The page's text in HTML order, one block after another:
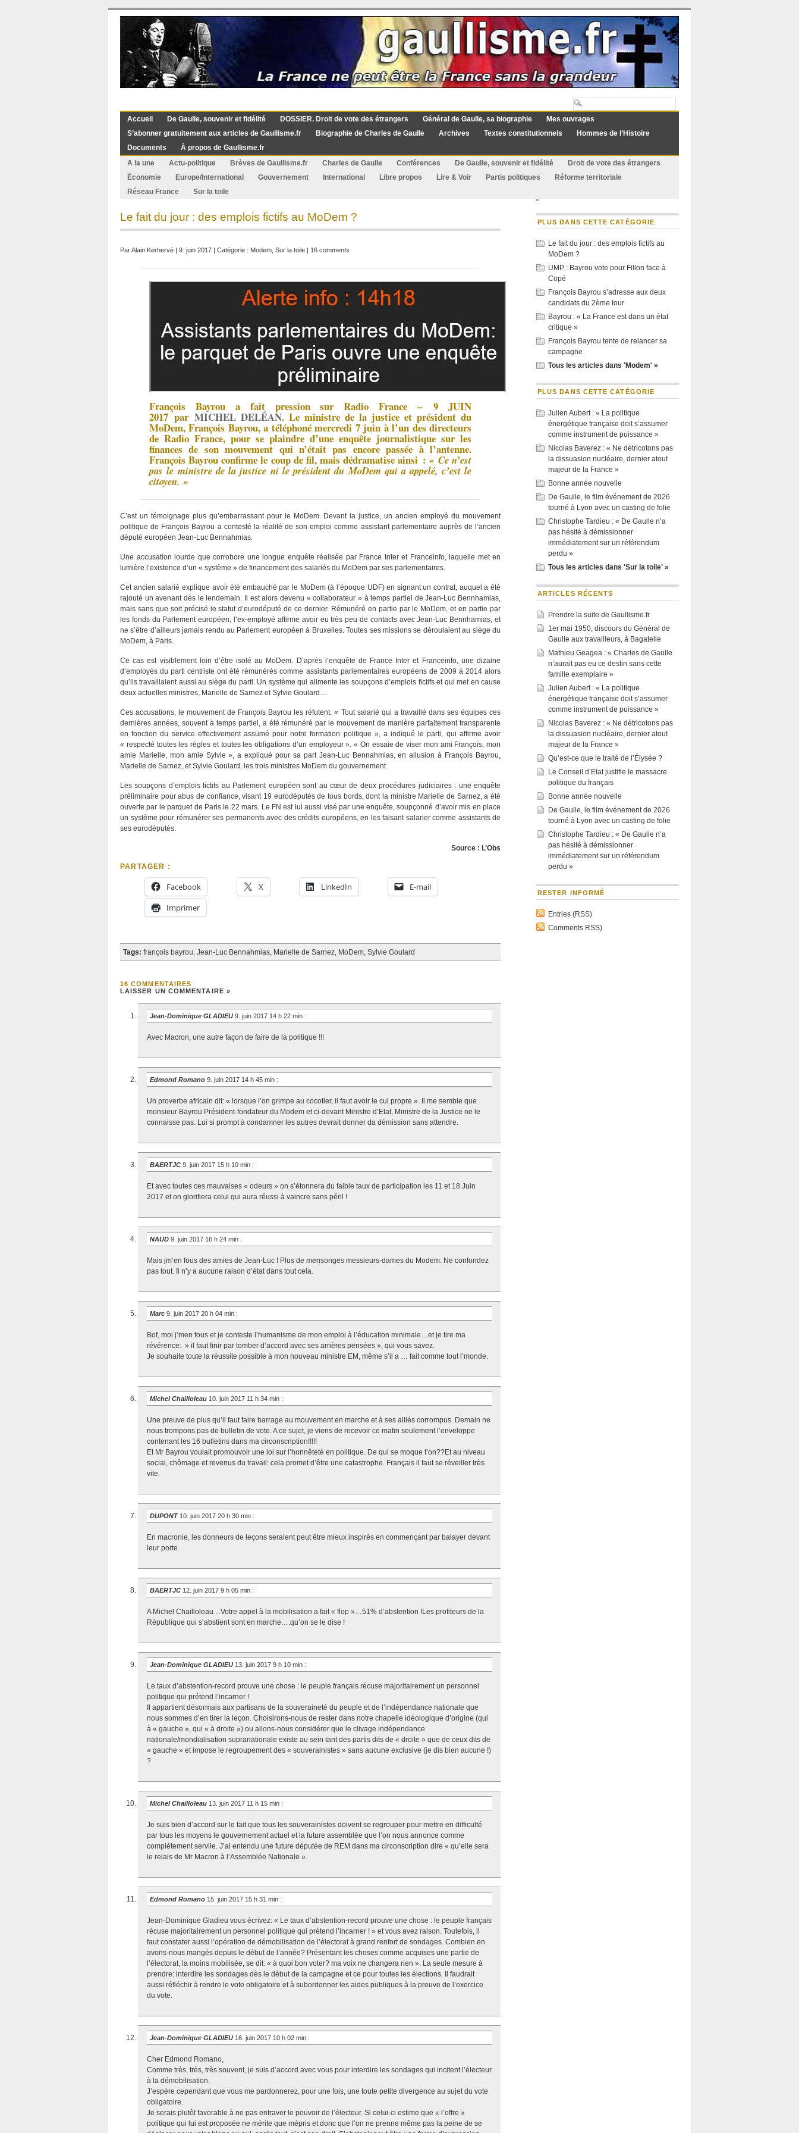
Accueil De Gaulle, souvenir et fidélité DOSSIER. Droit de vote des étrangers Général de Gaulle, sa biographie
Mes ouvrages
S’abonner gratuitement aux articles de Gaullisme.fr
Biographie de Charles de Gaulle Archives Textes constitutionnels
Hommes de l’Histoire
Documents
À propos de Gaullisme.fr
A la une
Actu-politique Brèves de Gaullisme.fr Charles de Gaulle Conférences De Gaulle, souvenir et fidélité
Droit de vote des étrangers
Économie
Europe/International Gouvernement International Libre propos Lire & Voir Partis politiques
Réforme territoriale
Réseau France
Sur la toile
Le fait du jour : des emplois fictifs au MoDem ?
ParAlain Kerhervé | 9. juin 2017 | Catégorie : Modem Sur la toile | 16 comments
François Bayrou a fait pression sur Radio France –9 JUIN
2017par MICHEL DELÉAN. Le ministre de la justice et président du
MoDem, François Bayrou, a téléphoné mercredi 7 juin à l’un des directeurs
de Radio France, pour se plaindre d’une enquête journalistique sur les
finances de son mouvement qui n’était pas encore passée à l’antenne.
François Bayrou confirme le coup de fil, mais dédramatise ainsi : « Ce n’est
pas le ministre de la justice ni le président du MoDem qui a appelé, c’est le
citoyen. »
C’est un témoignage plus qu’embarrassant pour le MoDem. Devant la justice, un ancien employé du mouvement
politique de François Bayrou a contesté la réalité de son emploi comme assistant parlementaire auprès de l’ancien
député européen Jean-Luc Bennahmias.
Une accusation lourde que corrobore une longue enquête réalisée par France Inter et Franceinfo, laquelle met en
lumière l’existence d’un « système » de financement des salariés du MoDem par ses parlementaires.
Cet ancien salarié explique avoir été embauché par le MoDem (à l’époque UDF) en signant un contrat, auquel a été
rajouté un avenant dès le lendemain. Il est alors devenu « collaborateur » à temps partiel de Jean-Luc Bennhamias,
mais sans que soit précisé le statut d’eurodéputé de ce dernier. Rémunéré en partie par le MoDem, et en partie par
les fonds du Parlement européen, l’ex-employé affirme avoir eu très peu de contacts avec Jean-Luc Bennhamias, et
ne s’être d’ailleurs jamais rendu au Parlement européen à Bruxelles. Toutes ses missions se déroulaient au siège du
MoDem, à Paris.
Ce cas est visiblement loin d’être isolé au MoDem. D’après l’enquête de France Inter et Franceinfo, une dizaine
d’employés du parti centriste ont été rémunérés comme assistants parlementaires européens de 2009 à 2014 alors
qu’ils travaillaient aussi au siège du parti. Un système qui alimente les soupçons d’emplois fictifs et qui met en cause
deux actuelles ministres, Marielle de Sarnez et Sylvie Goulard…
Ces accusations, le mouvement de François Bayrou les réfutent. « Tout salarié qui a travaillé dans ses équipes ces
dernières années, souvent à temps partiel, a été rémunéré par le mouvement de manière parfaitement transparente
en fonction du service effectivement assumé pour notre formation politique », a indiqué le parti, qui affirme avoir
« respecté toutes les règles et toutes les obligations d’un employeur ». « On essaie de viser mon ami François, mon
amie Marielle, mon amie Sylvie », a expliqué pour sa part Jean-Luc Bennahmias, en allusion à François Bayrou,
Marielle de Sarnez, et Sylvie Goulard, les trois ministres MoDem du gouvernement.
Les soupçons d’emplois fictifs au Parlement européen sont au cœur de deux procédures judiciaires : une enquête
préliminaire pour abus de confiance, visant 19 eurodéputés de tous bords, dont la ministre Marielle de Sarnez, a été
ouverte par le parquet de Paris le 22 mars. Le FN est lui aussi visé par une enquête, soupçonné d’avoir mis en place
un système pour rémunérer ses permanents avec des crédits européens, en les faisant salarier comme assistants de
ses eurodéputés.
Source : L’Obs
PARTAGER :
Facebook X LinkedIn
E-mail
Imprimer
Tags: françois bayrou, Jean-Luc Bennahmias, Marielle de Sarnez, MoDem, Sylvie Goulard
16 COMMENTAIRES
LAISSER UN COMMENTAIRE »
Jean-Dominique GLADIEU 9. juin 2017 14 h 22 min :
Avec Macron, une autre façon de faire de la politique !!!
Edmond Romano 9. juin 2017 14 h 45 min :
Un proverbe africain dit: « lorsque l’on grimpe au cocotier, il faut avoir le cul propre ». Il me semble que
monsieur Bayrou Président-fondateur du Modem et ci-devant Ministre d’Etat, Ministre de la Justice ne le
connaisse pas. Lui si prompt à condamner les autres devrait donner da démission sans attendre.
BAERTJC 9. juin 2017 15 h 10 min :
Et avec toutes ces mauvaises « odeurs » on s’étonnera du faible taux de participation les 11 et 18 Juin
2017 et on glorifiera celui qui aura réussi à vaincre sans péril !
NAUD 9. juin 2017 16 h 24 min :
Mais jm’en fous des amies de Jean-Luc ! Plus de mensonges messieurs-dames du Modem. Ne confondez
pas tout. Il n’y a aucune raison d’état dans tout cela.
Marc 9. juin 2017 20 h 04 min :
Bof, moi j’men fous et je conteste l’humanisme de mon emploi à l’éducation minimale…et je tire ma
révérence: » il faut finir par tomber d’accord avec ses arrières pensées », qui vous savez.
Je souhaite toute la réussite possible à mon nouveau ministre EM, même s’il a … fait comme tout l’monde.
Michel Chailloleau 10. juin 2017 11 h 34 min :
Une preuve de plus qu’il faut faire barrage au mouvement en marche et à ses alliés corrompus. Demain ne
nous trompons pas de bulletin de vote. A ce sujet, je viens de recevoir ce matin seulement l’enveloppe
contenant les 16 bulletins dans ma circonscription!!!!!
Et Mr Bayrou voulait promouvoir une loi sur l’honnêteté en politique. De qui se moque t’on??Et au niveau
social, chômage et revenus du travail: cela promet d’être une catastrophe. Français il faut se réveiller très
vite.
DUPONT 10. juin 2017 20 h 30 min :
En macronie, les donneurs de leçons seraient peut être mieux inspirés en commençant par balayer devant
leur porte.
BAERTJC 12. juin 2017 9 h 05 min :
A Michel Chailloleau…Votre appel à la mobilisation a fait « flop »…51% d’abstention !Les profiteurs de la
République qui s’abstient sont en marche….qu’on se le dise !
Jean-Dominique GLADIEU 13. juin 2017 9 h 10 min :
Le taux d’abstention-record prouve une chose : le peuple français récuse majoritairement un personnel
politique qui prétend l’incarner !
Il appartient désormais aux partisans de la souveraineté du peuple et de l’indépendance nationale que
nous sommes d’en tirer la leçon. Choisirons-nous de rester dans notre chapelle idéologique d’origine (qui
à « gauche », qui « à droite ») ou allons-nous considérer que le clivage indépendance
nationale/mondialisation supranationale existe au sein tant des partis dits de « droite » que de ceux dits de
« gauche » et impose le regroupement des « souverainistes » sans aucune exclusive (je dis bien aucune !)
?
Michel Chailloleau 13. juin 2017 11 h 15 min :
Je suis bien d’accord sur le fait que tous les souverainistes doivent se regrouper pour mettre en difficulté
par tous les moyens le gouvernement actuel et la future assemblée que l’on nous annonce comme
complètement servile. J’ai entendu une future députée de REM dans ma circonscription dire « qu’elle sera
le relais de Mr Macron à l’Assemblée Nationale ».
Edmond Romano 15. juin 2017 15 h 31 min :
Jean-Dominique Gladieu vous écrivez: « Le taux d’abstention-record prouve une chose : le peuple français
récuse majoritairement un personnel politique qui prétend l’incarner ! » et vous avez raison. Toutefois, il
faut constater aussi l’opération de démobilisation de l’électorat à grand renfort de sondages. Combien en
avons-nous mangés depuis le début de l’année? Présentant les choses comme acquises une partie de
l’électorat, la moins mobilisée, se dit: « à quoi bon voter? ma voix ne changera rien ». La seule mesure à
prendre: interdire les sondages dès le début de la campagne et ce pour toutes les élections. Il faudrait
aussi réfléchir à rendre le vote obligatoire et à subordonner les aides publiques à la preuve de l’exercice
du vote.
Jean-Dominique GLADIEU 16. juin 2017 10 h 02 min :
Cher Edmond Romano,
Comme très, très, très souvent, je suis d’accord avec vous pour interdire les sondages qui incitent l’électeur
à la démobilisation.
J’espère cependant que vous me pardonnerez, pour une fois, une toute petite divergence au sujet du vote
obligatoire.
Je serais plutôt favorable à ne pas entraver le pouvoir de l’électeur. Si celui-ci estime que « l’offre »
politique qui lui est proposée ne mérite que mépris et donc que l’on ne prenne même pas la peine de se
PLUS DANS CETTE CATÉGORIE
Le fait du jour : des emplois fictifs au
MoDem ?
UMP : Bayrou vote pour Fillon face à
Copé
François Bayrou s’adresse aux deux
candidats du 2ème tour
Bayrou : « La France est dans un état
critique »
François Bayrou tente de relancer sa
campagne
Tous les articles dans 'Modem' »
PLUS DANS CETTE CATÉGORIE
Julien Aubert : « La politique
énergétique française doit s’assumer
comme instrument de puissance »
Nicolas Baverez : « Ne détricotons pas
la dissuasion nucléaire, dernier atout
majeur de la France »
Bonne année nouvelle
De Gaulle, le film événement de 2026
tourné à Lyon avec un casting de folie
Christophe Tardieu : « De Gaulle n’a
pas hésité à démissionner
immédiatement sur un référendum
perdu »
Tous les articles dans 'Sur la toile' »
ARTICLES RÉCENTS
Prendre la suite de Gaullisme.fr
1er mai 1950, discours du Général de
Gaulle aux travailleurs, à Bagatelle
Mathieu Geagea : « Charles de Gaulle
n’aurait pas eu ce destin sans cette
famille exemplaire »
Julien Aubert : « La politique
énergétique française doit s’assumer
comme instrument de puissance »
Nicolas Baverez : « Ne détricotons pas
la dissuasion nucléaire, dernier atout
majeur de la France »
Qu’est-ce que le traité de l’Élysée ?
Le Conseil d’Etat justifie le massacre
politique du français
Bonne année nouvelle
De Gaulle, le film événement de 2026
tourné à Lyon avec un casting de folie
Christophe Tardieu : « De Gaulle n’a
pas hésité à démissionner
immédiatement sur un référendum
perdu »
RESTER INFORMÉ
Entries (RSS)
Comments RSS)